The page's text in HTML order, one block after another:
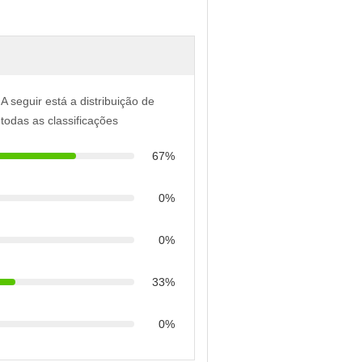
A seguir está a distribuição de
todas as classificações
67%
0%
0%
33%
0%